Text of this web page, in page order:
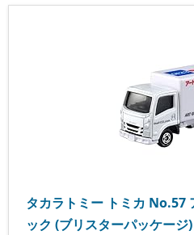
タカラトミー トミカ No.57
ック (ブリスターパッケー